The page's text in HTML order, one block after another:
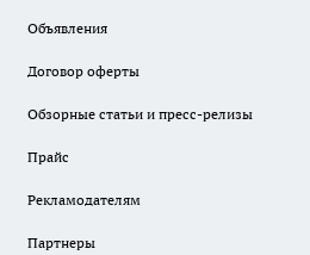
Объявления
Договор оферты
Обзорные статьи и пресс-релизы
Прайс
Рекламодателям
Партнеры